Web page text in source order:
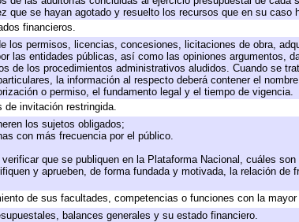
que se hayan agotado y resuelto los recursos que en su caso
financieros.
los permisos, licencias, concesiones, licitaciones de obra,
las entidades públicas, así como las opiniones argumentos,
de los procedimientos administrativos aludidos. Cuando se
la información al respecto deberá contener el
o permiso, el fundamento legal y el tiempo de vigencia.
de invitación restringida.
los sujetos obligados;
con más frecuencia por el público.
que se publiquen en la Plataforma Nacional, cuáles
y aprueben, de forma fundada y motivada, la relación de
de sus facultades, competencias o funciones con la mayor
balances generales y su estado financiero.